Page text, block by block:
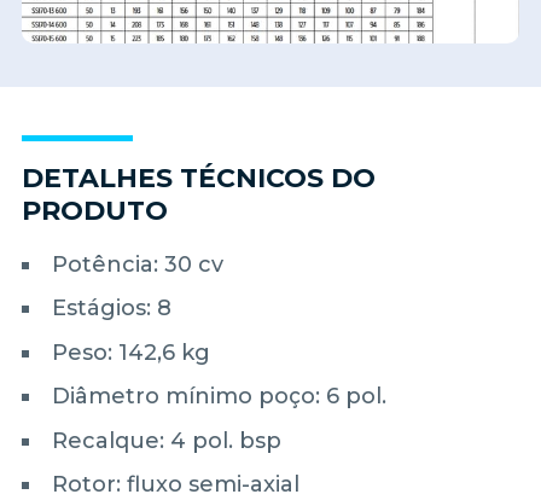
DETALHES TÉCNICOS DO
PRODUTO
Potência: 30 cv
Estágios: 8
Peso: 142,6 kg
Diâmetro mínimo poço: 6 pol.
Recalque: 4 pol. bsp
Rotor: fluxo semi-axial